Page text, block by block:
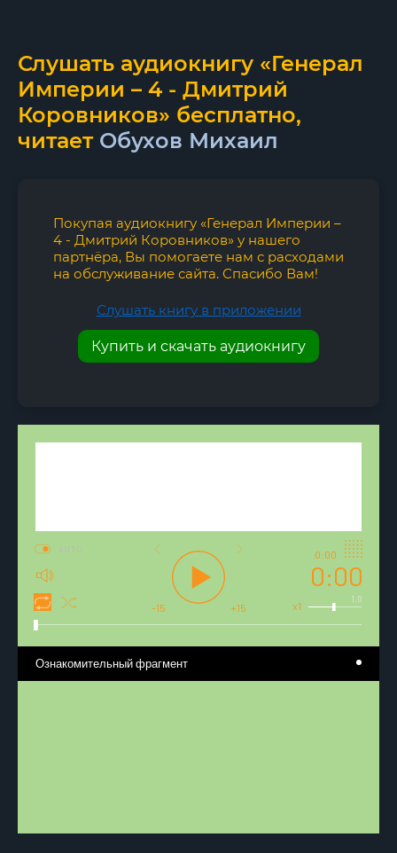
Слушать аудиокнигу «Генерал
Империи – 4 - Дмитрий
Коровников» бесплатно,
читает Обухов Михаил
Покупая аудиокнигу «Генерал Империи –
4 - Дмитрий Коровников» у нашего
партнёра, Вы помогаете нам с расходами
на обслуживание сайта. Спасибо Вам!
Слушать книгу в приложении
Купить и скачать аудиокнигу
0:00
0:00
1.0
x1
-15 +15
AUTO
Ознакомительный фрагмент